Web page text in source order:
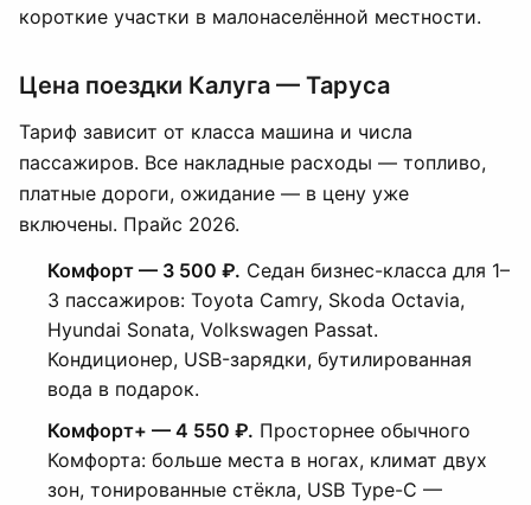
короткие участки в малонаселённой местности.
Цена поездки Калуга — Таруса
Тариф зависит от класса машина и числа
пассажиров. Все накладные расходы — топливо,
платные дороги, ожидание — в цену уже
включены. Прайс 2026.
Комфорт — 3 500 ₽. Седан бизнес-класса для 1–
3 пассажиров: Toyota Camry, Skoda Octavia,
Hyundai Sonata, Volkswagen Passat.
Кондиционер, USB-зарядки, бутилированная
вода в подарок.
Комфорт+ — 4 550 ₽. Просторнее обычного
Комфорта: больше места в ногах, климат двух
зон, тонированные стёкла, USB Type-C —